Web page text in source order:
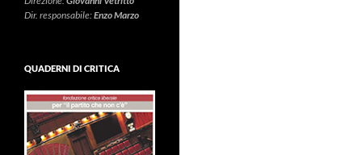
Dir. responsabile:Enzo Marzo
QUADERNI DI CRITICA